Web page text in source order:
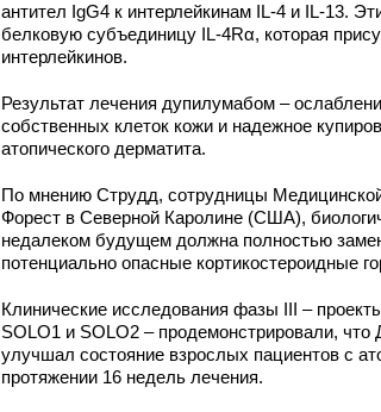
антител IgG4 к интерлейкинам IL-4 и IL-13.
белковую субъединицу IL-4Rα, которая
интерлейкинов.
Результат лечения дупилумабом –
собственных клеток кожи и надежное
атопического дерматита.
По мнению Струдд, сотрудницы
Форест в Северной Каролине (США),
недалеком будущем должна полностью
потенциально опасные кортикостероидные
Клинические исследования фазы III –
SOLO1 и SOLO2 – продемонстрировали, что
улучшал состояние взрослых пациентов с
протяжении 16 недель лечения.